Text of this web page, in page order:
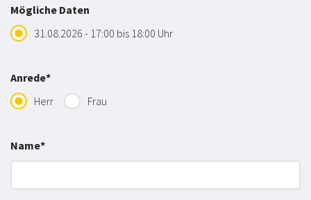
Mögliche Daten
31.08.2026 - 17:00 bis 18:00 Uhr
Anrede*
Herr
Frau
Name*